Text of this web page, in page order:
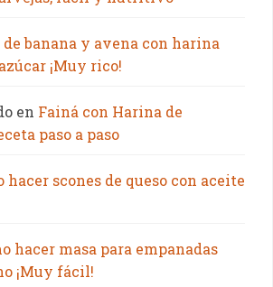
de banana y avena con harina
¡Muy rico!
en Fainá con Harina de
paso a paso
hacer scones de queso con aceite
hacer masa para empanadas
¡Muy fácil!